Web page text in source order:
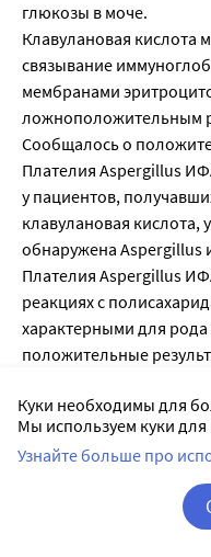
глюкозы в моче.
Клавулановая кислота
связывание
мембранами
ложноположительным
Сообщалось о
Плателия Aspergillus
у пациентов,
клавулановая кислота,
обнаружена Aspergillus
Плателия Aspergillus
реакциях с
характерными для рода
положительные
амоксициллин/
интерпретировать с
другими
В одной
Клавулановая кислота
Куки необходимы для
Мы используем куки
Узнайте больше про